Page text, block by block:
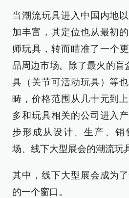
当潮流玩具进入中国内地
加丰富，其定位也从最初
师玩具，转而瞄准了一个
品周边市场。除了最火的盲
具（关节可活动玩具）等
畴，价格范围从几十元到
多和玩具相关的公司进入
步形成从设计、生产、销
场、线下大型展会的潮流玩
其中，线下大型展会成为
的一个窗口。